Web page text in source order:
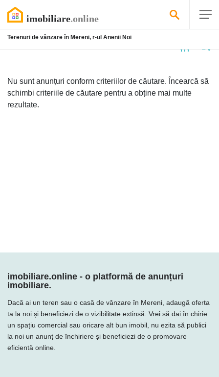
Terenuri de vânzare în Mereni, r-ul Anenii Noi
Nu sunt anunțuri conform criteriilor de căutare. Încearcă să
schimbi criteriile de căutare pentru a obține mai multe
rezultate.
imobiliare.online - o platformă de anunțuri
imobiliare.
Dacă ai un teren sau o casă de vânzare în Mereni, adaugă oferta
ta la noi și beneficiezi de o vizibilitate extinsă. Vrei să dai în chirie
un spațiu comercial sau oricare alt bun imobil, nu ezita să publici
la noi un anunț de închiriere și beneficiezi de o promovare
eficientă online.